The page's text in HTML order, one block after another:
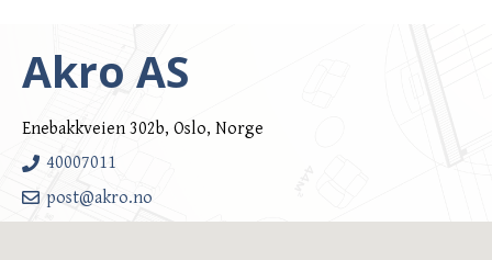
Akro AS
Enebakkveien 302b, Oslo, Norge
40007011
post@akro.no